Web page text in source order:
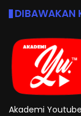
DIBAWAKAN
Akademi